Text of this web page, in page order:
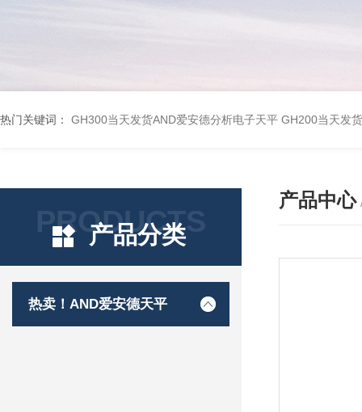
热门关键词： GH300当天发货AND爱安德分析电子天平 GH200当天发
PRODUCTS
产品分类
热卖！AND爱安德天平
产品中心